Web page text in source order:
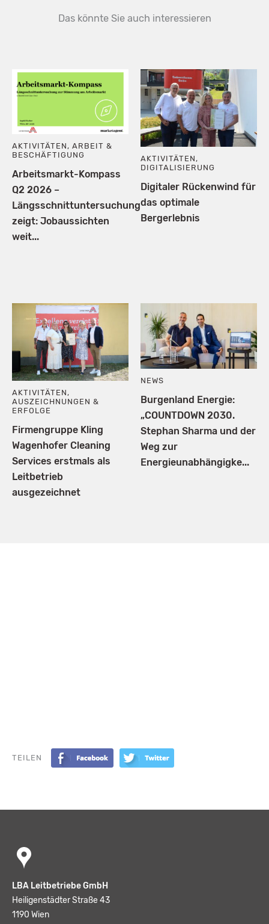
Das könnte Sie auch interessieren
AKTIVITÄTEN ,ARBEIT &
BESCHÄFTIGUNG
Arbeitsmarkt-Kompass
Q2 2026 –
Längsschnittuntersuchung
zeigt: Jobaussichten
weit...
AKTIVITÄTEN,
DIGITALISIERUNG
Digitaler Rückenwind für
das optimale
Bergerlebnis
AKTIVITÄTEN,
AUSZEICHNUNGEN &
ERFOLGE
Firmengruppe Kling
Wagenhofer Cleaning
Services erstmals als
Leitbetrieb
ausgezeichnet
NEWS
Burgenland Energie:
„COUNTDOWN 2030.
Stephan Sharma und der
Weg zur
Energieunabhängigke...
TEILEN
LBA Leitbetriebe GmbH
Heiligenstädter Straße 43
1190 Wien